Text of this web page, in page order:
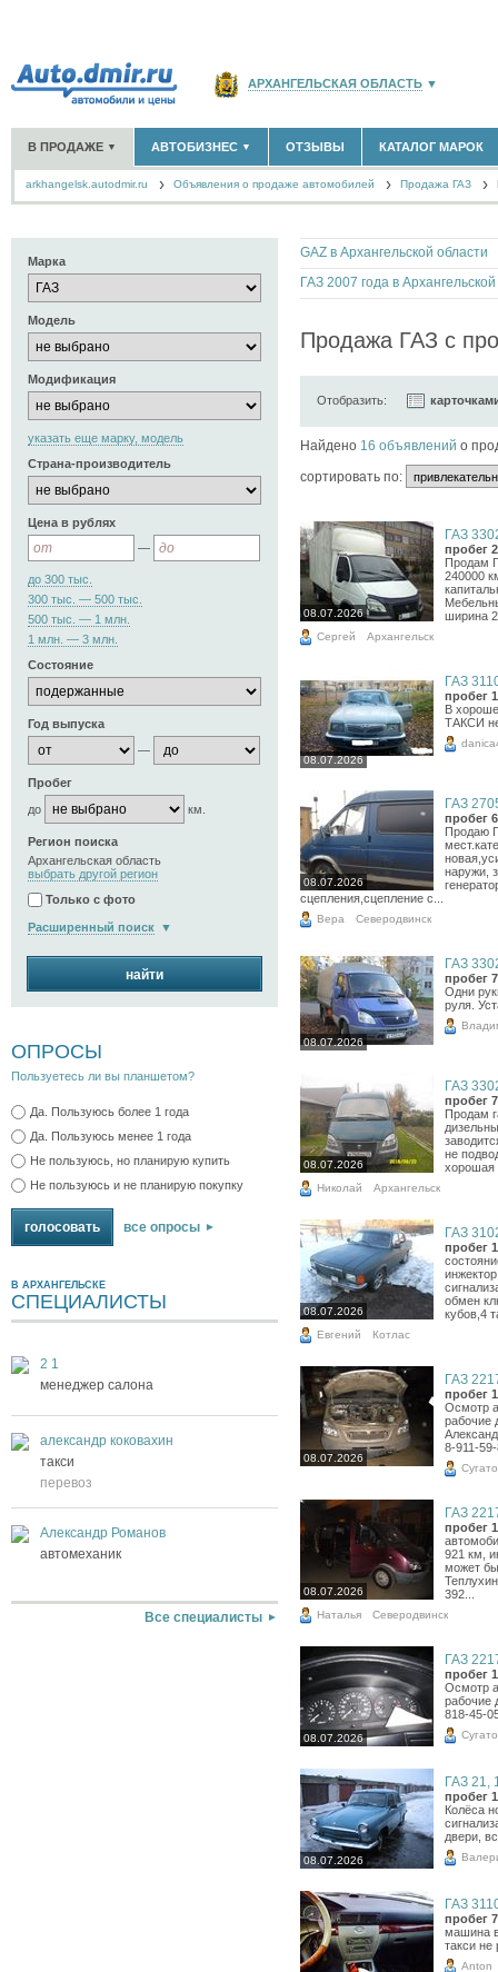
АРХАНГЕЛЬСКАЯ ОБЛАСТЬ ▼
МОСКВА И ОБЛАСТЬ(58180)
САНКТ-ПЕТЕРБУРГ И ОБЛАСТЬ(14298)
КРЫМ РЕСПУБЛИКА(412)
СЕВАСТОПОЛЬ(11)
В ПРОДАЖЕ ▼
НОВЫЕ АВТОМОБИЛИ(121)
АВТОБИЗНЕС ▼
ОФИЦИАЛЬНЫЕ ДИЛЕРЫ(13)
ТАКСИ(0)
ЗАПЧАСТИ(1)
СПЕЦИАЛИСТЫ(6)
ОТЗЫВЫ КАТАЛОГ МАРОК
arkhangelsk.autodmir.ru Объявления о продаже автомобилей Продажа ГАЗ
Марка
Модель
Модификация
указать еще марку, модель
Страна-производитель
Цена в рублях
—
до 300 тыс.
300 тыс. — 500 тыс.
500 тыс. — 1 млн.
1 млн. — 3 млн.
Состояние
Год выпуска
—
Пробег
до
км.
Регион поиска
Архангельская область
выбрать другой регион
Только с фото
Расширенный поиск
найти
ОПРОСЫ
Пользуетесь ли вы планшетом?
Да. Пользуюсь более 1 года
Да. Пользуюсь менее 1 года
Не пользуюсь, но планирую купить
Не пользуюсь и не планирую покупку
все опросы
В АРХАНГЕЛЬСКЕ
СПЕЦИАЛИСТЫ
2 1
менеджер салона
александр коковахин
такси
перевоз
Александр Романов
автомеханик
Все специалисты
GAZ в Архангельской области
Продажа ГАЗ с
Отобразить:
Найдено 16 объявлений о
cортировать по:
08.07.2026
ГАЗ
пробег
Продам
240000
ширина
Сергей Архангельск
08.07.2026
ГАЗ
пробег
В
ТАКСИ
08.07.2026
ГАЗ
пробег
Продаю
наружи,
сцепления,сцепление с...
Вера Северодвинск
08.07.2026
ГАЗ
пробег
Одни
руля.
08.07.2026
ГАЗ
пробег
Продам
не
хорошая
Николай Архангельск
08.07.2026
ГАЗ
пробег
обмен
кубов,4
Евгений Котлас
08.07.2026
ГАЗ
пробег
Осмотр
рабочие
8-911-
08.07.2026
ГАЗ
пробег
921 км,
может
392...
Наталья Северодвинск
08.07.2026
ГАЗ
пробег
Осмотр
рабочие
818-45-
08.07.2026
ГАЗ 21,
пробег
Колёса
двери,
ГАЗ
пробег
машина
такси не
Anton